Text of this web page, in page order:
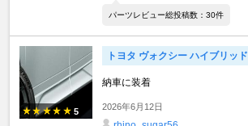
パーツレビュー総投稿数：30件
5
トヨタ ヴォクシー ハイブリッド
納車に装着
2026年6月12日